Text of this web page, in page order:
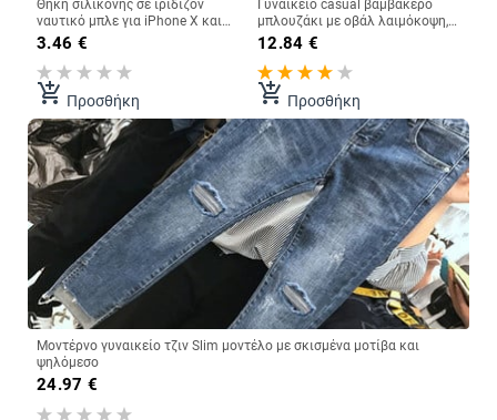
Θήκη σιλικόνης σε ιριδίζον
ναυτικό μπλε για iPhone X και
iPhone XS
3.46 €
add_shopping_cart Προσθήκη
Γυναικείο casual βαμβακερό
μπλουζάκι με οβάλ λαιμόκοψη,
κοντά μανίκια και μοτίβο
12.84 €
add_shopping_cart Προσθήκη
Μοντέρνο γυναικείο τζιν Slim μοντέλο με σκισμένα μοτίβα και
ψηλόμεσο
24.97 €